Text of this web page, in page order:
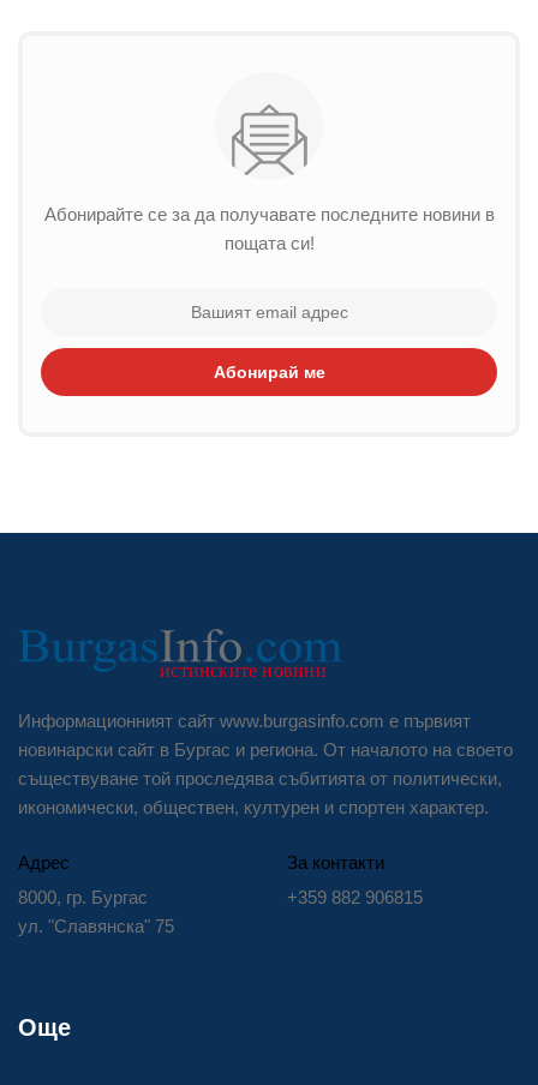
Абонирайте се за да получавате последните новини в
пощата си!
Абонирай ме
Информационният сайт www.burgasinfo.com е първият
новинарски сайт в Бургас и региона. От началото на своето
съществуване той проследява събитията от политически,
икономически, обществен, културен и спортен характер.
Адрес
8000, гр. Бургас
ул. "Славянска" 75
За контакти
+359 882 906815
Още